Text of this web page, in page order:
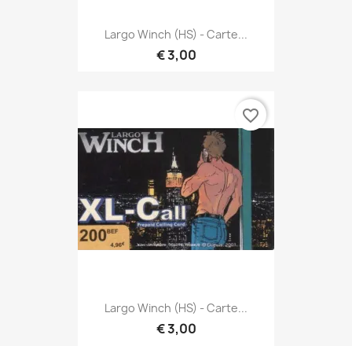
Largo Winch (HS) - Carte...
€ 3,00
Largo Winch (HS) - Carte...
€ 3,00
favorite_border